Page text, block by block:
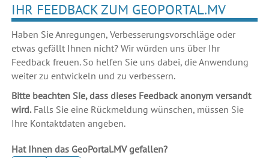
IHR FEEDBACK ZUM GEOPORTAL.MV
Haben Sie Anregungen, Verbesserungsvorschläge oder
etwas gefällt Ihnen nicht? Wir würden uns über Ihr
Feedback freuen. So helfen Sie uns dabei, die Anwendung
weiter zu entwickeln und zu verbessern.
Bitte beachten Sie, dass dieses Feedback anonym versandt
wird.Falls Sie eine Rückmeldung wünschen, müssen Sie
Ihre Kontaktdaten angeben.
Hat Ihnen das GeoPortal.MV gefallen?